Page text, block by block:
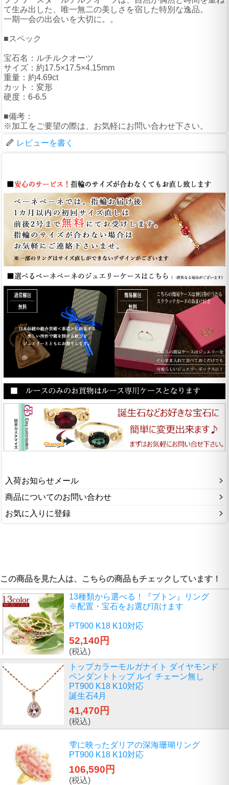
て生み出した、唯一無二の美しさを宿した特別な逸品。
一期一会の出会いを大切に。。
■スペック
宝石名：ルチルクオーツ
サイズ：約17.5×17.5×4.15mm
重量：約4.69ct
カット：変形
硬度：6-6.5
■備考：
※加工をご要望の際は、お気軽にお問い合わせ下さい。
レビューを書く
入荷お知らせメール
商品についてのお問い合わせ
お気に入りに登録
この商品を見た人は、こちらの商品もチェックしています！
13種類から選べる！『ブトン』リング
※配置・宝石をお選び頂けます
PT900 K18 K10対応
52,140円
(税込)
トップカラーモルガナイト ダイヤモンド
ペンダントトップ ルイ チェーン無し
PT900 K18 K10対応
誕生石4月
41,470円
(税込)
雫に映ったダリアの深海珊瑚リング
PT900 K18 K10対応
106,590円
(税込)